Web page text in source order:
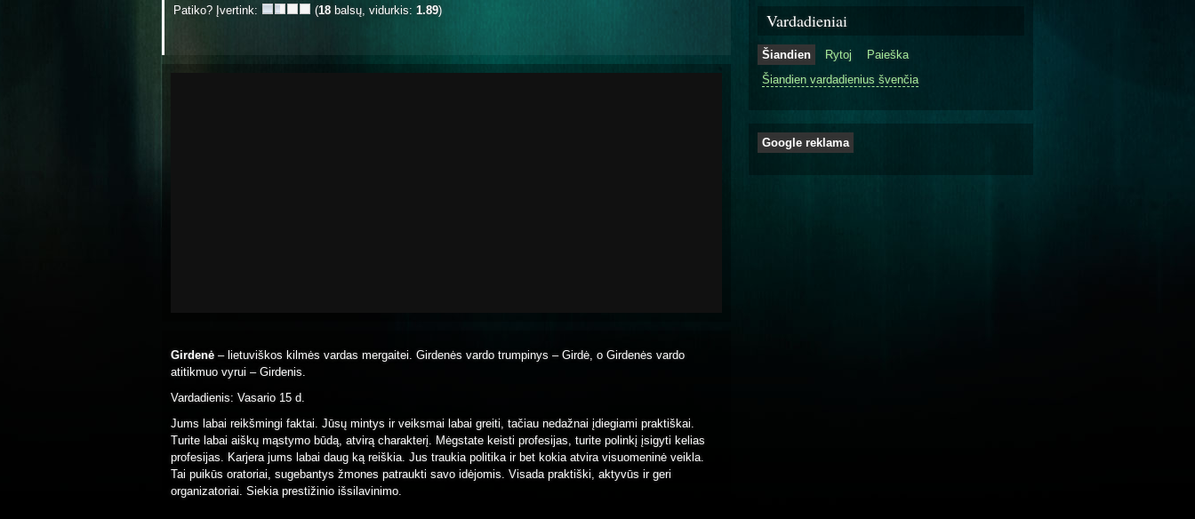
Patiko? Įvertink:
(18 balsų, vidurkis: 1.89)
Girdenė – lietuviškos kilmės vardas mergaitei. Girdenės vardo trumpinys – Girdė, o Girdenės vardo
atitikmuo vyrui – Girdenis.
Vardadienis: Vasario 15 d.
Jums labai reikšmingi faktai. Jūsų mintys ir veiksmai labai greiti, tačiau nedažnai įdiegiami praktiškai.
Turite labai aiškų mąstymo būdą, atvirą charakterį. Mėgstate keisti profesijas, turite polinkį įsigyti kelias
profesijas. Karjera jums labai daug ką reiškia. Jus traukia politika ir bet kokia atvira visuomeninė veikla.
Tai puikūs oratoriai, sugebantys žmones patraukti savo idėjomis. Visada praktiški, aktyvūs ir geri
organizatoriai. Siekia prestižinio išsilavinimo.
Vardadieniai
Šiandien Rytoj
Paieška
Šiandien vardadienius švenčia
Google reklama